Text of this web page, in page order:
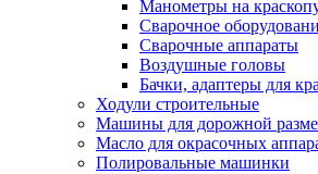
Манометры на
Сварочное
Сварочные аппараты
Воздушные головы
Бачки, адаптеры для
Ходули строительные
Машины для дорожной
Масло для окрасочных
Полировальные машинки